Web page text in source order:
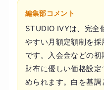
編集部コメント
STUDIO IVYは、完全
やすい月額定額制を
です。入会金などの
財布に優しい価格設
められます。白を基調